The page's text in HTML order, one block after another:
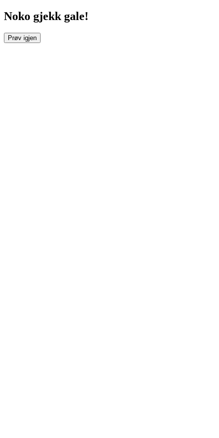
Noko gjekk gale!
Prøv igjen